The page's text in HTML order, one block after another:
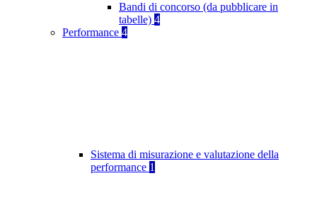
Bandi di concorso (da pubblicare in
tabelle) 4
Performance 4
Sistema di misurazione e valutazione della
performance 1